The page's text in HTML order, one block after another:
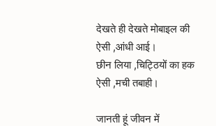
देखते ही देखते मोबाइल की
ऐसी ,आंधी आई।
छीन लिया ,चिट्ठियों का हक
ऐसी ,मची तबाही।
जानती हूं जीवन में